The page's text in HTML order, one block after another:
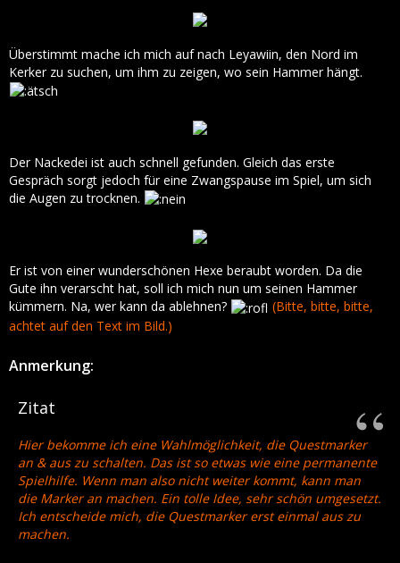
Überstimmt mache ich mich auf nach Leyawiin, den Nord im
Kerker zu suchen, um ihm zu zeigen, wo sein Hammer hängt.
Der Nackedei ist auch schnell gefunden. Gleich das erste
Gespräch sorgt jedoch für eine Zwangspause im Spiel, um sich
die Augen zu trocknen.
Er ist von einer wunderschönen Hexe beraubt worden. Da die
Gute ihn verarscht hat, soll ich mich nun um seinen Hammer
kümmern. Na, wer kann da ablehnen?
(Bitte, bitte, bitte,
achtet auf den Text im Bild.)
Anmerkung:
Zitat
Hier bekomme ich eine Wahlmöglichkeit, die Questmarker
an & aus zu schalten. Das ist so etwas wie eine permanente
Spielhilfe. Wenn man also nicht weiter kommt, kann man
die Marker an machen. Ein tolle Idee, sehr schön umgesetzt.
Ich entscheide mich, die Questmarker erst einmal aus zu
machen.